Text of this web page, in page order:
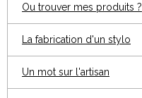
Ou trouver mes produits ?
La fabrication d'un stylo
Un mot sur l'artisan